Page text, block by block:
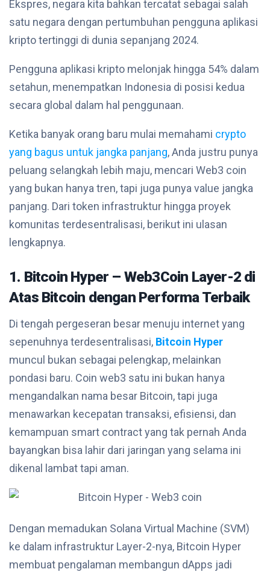
Ekspres, negara kita bahkan tercatat sebagai salah
satu negara dengan pertumbuhan pengguna aplikasi
kripto tertinggi di dunia sepanjang 2024.
Pengguna aplikasi kripto melonjak hingga 54% dalam
setahun, menempatkan Indonesia di posisi kedua
secara global dalam hal penggunaan.
Ketika banyak orang baru mulai memahami crypto
yang bagus untuk jangka panjang, Anda justru punya
peluang selangkah lebih maju, mencari Web3 coin
yang bukan hanya tren, tapi juga punya value jangka
panjang. Dari token infrastruktur hingga proyek
komunitas terdesentralisasi, berikut ini ulasan
lengkapnya.
1. Bitcoin Hyper – Web3Coin Layer-2 di
Atas Bitcoin dengan Performa Terbaik
Di tengah pergeseran besar menuju internet yang
sepenuhnya terdesentralisasi, Bitcoin Hyper
muncul bukan sebagai pelengkap, melainkan
pondasi baru. Coin web3 satu ini bukan hanya
mengandalkan nama besar Bitcoin, tapi juga
menawarkan kecepatan transaksi, efisiensi, dan
kemampuan smart contract yang tak pernah Anda
bayangkan bisa lahir dari jaringan yang selama ini
dikenal lambat tapi aman.
Dengan memadukan Solana Virtual Machine (SVM)
ke dalam infrastruktur Layer-2-nya, Bitcoin Hyper
membuat pengalaman membangun dApps jadi